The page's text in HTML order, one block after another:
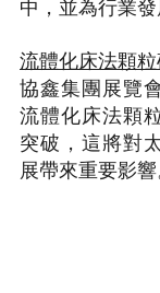
中，並為行業發
流體化床法顆
協鑫集團展覽
流體化床法顆
突破，這將對
展帶來重要影響